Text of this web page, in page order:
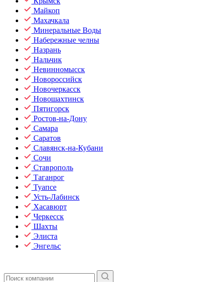
Майкоп
Махачкала
Минеральные Воды
Набережные челны
Назрань
Нальчик
Невинномысск
Новороссийск
Новочеркасск
Новошахтинск
Пятигорск
Ростов-на-Дону
Самара
Саратов
Славянск-на-Кубани
Сочи
Ставрополь
Таганрог
Туапсе
Усть-Лабинск
Хасавюрт
Черкесск
Шахты
Элиста
Энгельс